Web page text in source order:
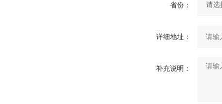
省份：
详细地址：
补充说明：